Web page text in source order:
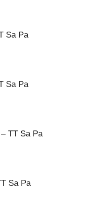
Sa Pa
Sa Pa
TT Sa Pa
Sa Pa